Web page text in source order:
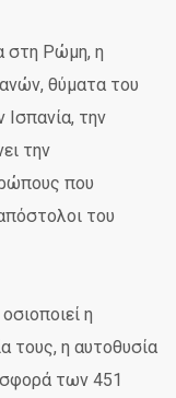
στη Ρώμη, η
θύματα του
Ισπανία, την
την
που
του
η
τους, η αυτοθυσία
των 451